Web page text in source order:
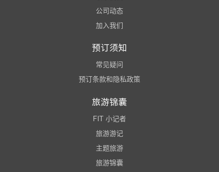
公司动态
加入我们
预订须知
常见疑问
预订条款和隐私政策
旅游锦囊
FIT 小记者
旅游游记
主题旅游
旅游锦囊